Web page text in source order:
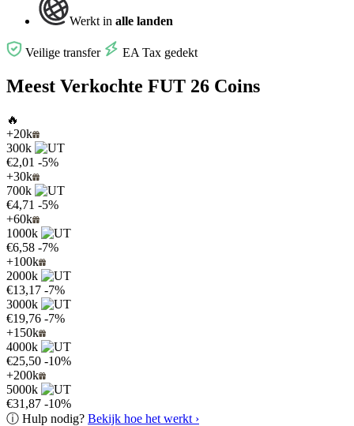
Werkt in alle landen
Veilige transfer EA Tax gedekt
Meest Verkochte FUT 26 Coins
🔥
+20k
300k
€2,01 -5%
+30k
700k
€4,71 -5%
+60k
1000k
€6,58 -7%
+100k
2000k
€13,17 -7%
3000k
€19,76 -7%
+150k
4000k
€25,50 -10%
+200k
5000k
€31,87 -10%
ⓘ Hulp nodig? Bekijk hoe het werkt ›